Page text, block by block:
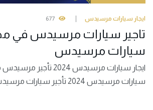
ايجار سيارات مرسيدس 677
تاجير سيارات مرسيدس في
سيارات مرسيدس
ايجار سيارات مرسيدس 2024
سيارات مرسيدس 2024 تأجير سيارات مرسيدس مع سائق يُعتبر …